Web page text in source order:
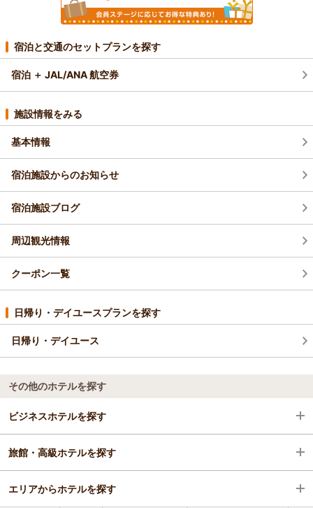
宿泊と交通のセットプランを探す
宿泊 ＋ JAL/ANA 航空券
施設情報をみる
基本情報
宿泊施設からのお知らせ
宿泊施設ブログ
周辺観光情報
クーポン一覧
日帰り・デイユースプランを探す
日帰り・デイユース
その他のホテルを探す
ビジネスホテルを探す
沖縄県
本部・名護・国頭
旅館・高級ホテルを探す
沖縄県
エリアからホテルを探す